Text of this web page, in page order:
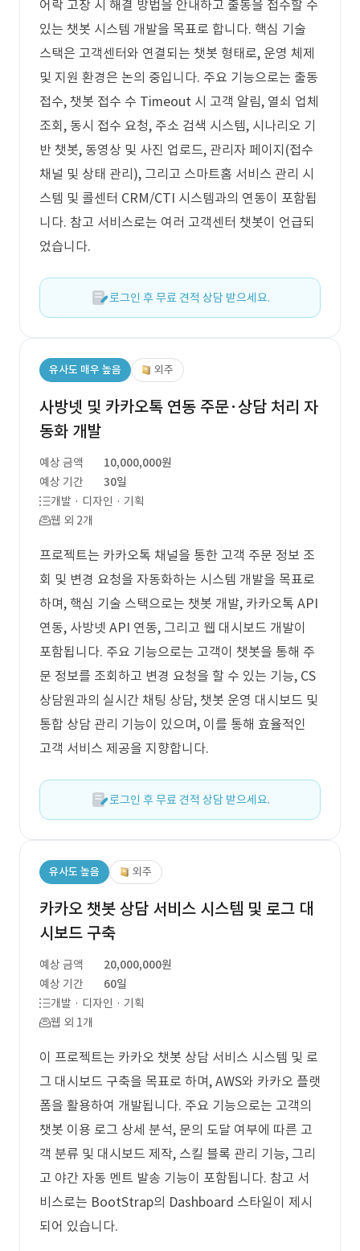
어락 고장 시 해결 방법을 안내하고 출동을 접수할 수
있는 챗봇 시스템 개발을 목표로 합니다. 핵심 기술
스택은 고객센터와 연결되는 챗봇 형태로, 운영 체제
및 지원 환경은 논의 중입니다. 주요 기능으로는 출동
접수, 챗봇 접수 수 Timeout 시 고객 알림, 열쇠 업체
조회, 동시 접수 요청, 주소 검색 시스템, 시나리오 기
반 챗봇, 동영상 및 사진 업로드, 관리자 페이지(접수
채널 및 상태 관리), 그리고 스마트홈 서비스 관리 시
스템 및 콜센터 CRM/CTI 시스템과의 연동이 포함됩
니다. 참고 서비스로는 여러 고객센터 챗봇이 언급되
었습니다.
로그인 후 무료 견적 상담 받으세요.
유사도 매우 높음 외주
사방넷 및 카카오톡 연동 주문·상담 처리 자
동화 개발
예상 금액
10,000,000원
예상 기간
30일
개발 · 디자인 · 기획
웹 외 2개
프로젝트는 카카오톡 채널을 통한 고객 주문 정보 조
회 및 변경 요청을 자동화하는 시스템 개발을 목표로
하며, 핵심 기술 스택으로는 챗봇 개발, 카카오톡 API
연동, 사방넷 API 연동, 그리고 웹 대시보드 개발이
포함됩니다. 주요 기능으로는 고객이 챗봇을 통해 주
문 정보를 조회하고 변경 요청을 할 수 있는 기능, CS
상담원과의 실시간 채팅 상담, 챗봇 운영 대시보드 및
통합 상담 관리 기능이 있으며, 이를 통해 효율적인
고객 서비스 제공을 지향합니다.
로그인 후 무료 견적 상담 받으세요.
유사도 높음 외주
카카오 챗봇 상담 서비스 시스템 및 로그 대
시보드 구축
예상 금액
20,000,000원
예상 기간
60일
개발 · 디자인 · 기획
웹 외 1개
이 프로젝트는 카카오 챗봇 상담 서비스 시스템 및 로
그 대시보드 구축을 목표로 하며, AWS와 카카오 플랫
폼을 활용하여 개발됩니다. 주요 기능으로는 고객의
챗봇 이용 로그 상세 분석, 문의 도달 여부에 따른 고
객 분류 및 대시보드 제작, 스킬 블록 관리 기능, 그리
고 야간 자동 멘트 발송 기능이 포함됩니다. 참고 서
비스로는 BootStrap의 Dashboard 스타일이 제시
되어 있습니다.